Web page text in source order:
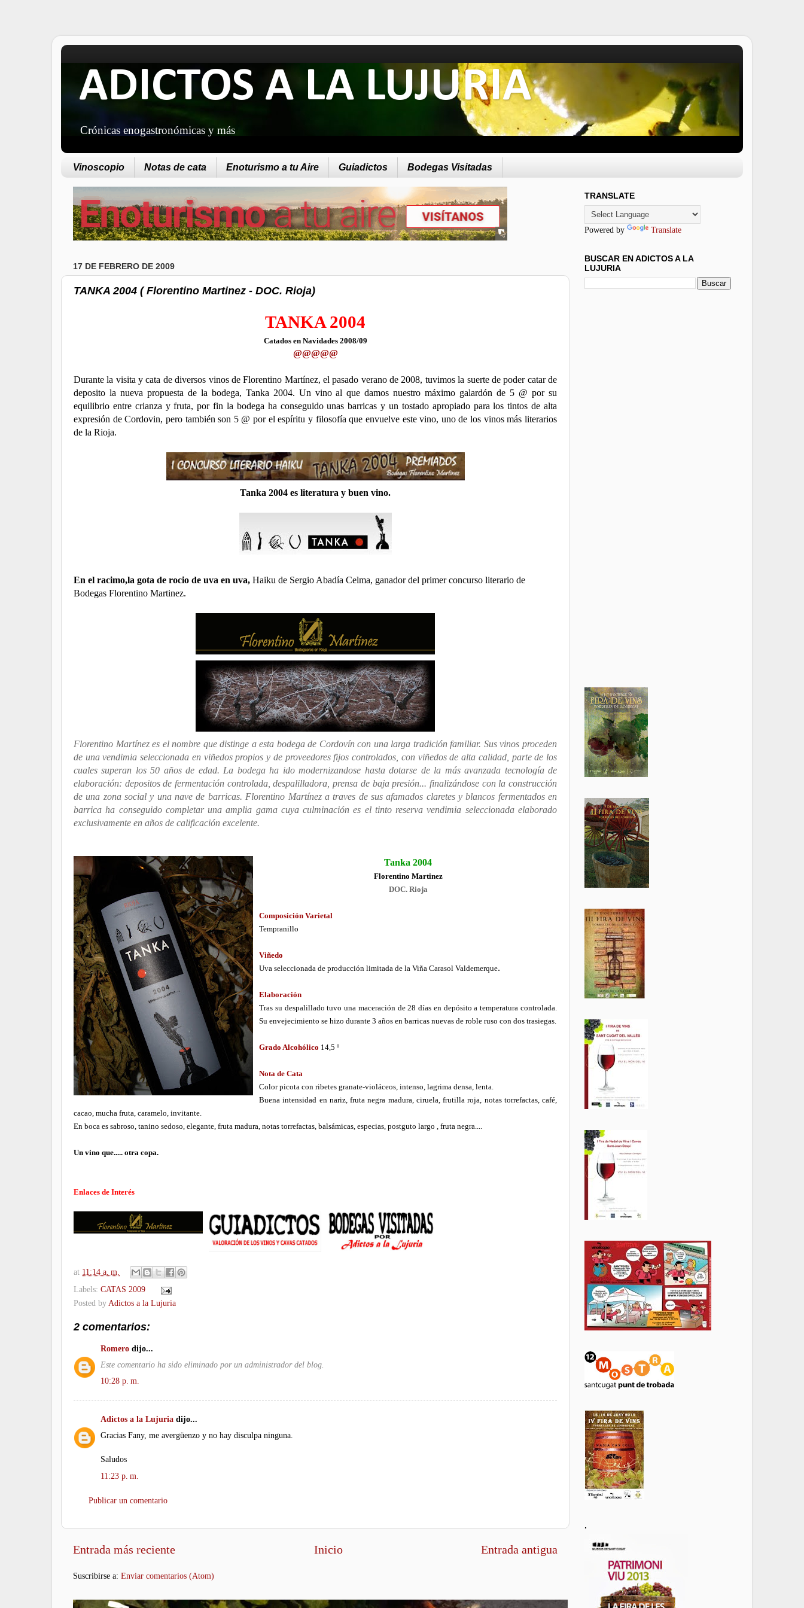
ADICTOS A LA LUJURIA
Crónicas enogastronómicas y más
Vinoscopio Notas de cata Enoturismo a tu Aire Guiadictos Bodegas Visitadas
17 DE FEBRERO DE 2009
TANKA 2004 ( Florentino Martinez - DOC. Rioja)
TANKA 2004
Catados en Navidades 2008/09
@@@@@
Durante la visita y cata de diversos vinos de Florentino Martínez, el pasado verano de 2008, tuvimos la suerte de poder catar de
deposito la nueva propuesta de la bodega, Tanka 2004. Un vino al que damos nuestro máximo galardón de 5 @ por su
equilibrio entre crianza y fruta, por fin la bodega ha conseguido unas barricas y un tostado apropiado para los tintos de alta
expresión de Cordovin, pero también son 5 @ por el espíritu y filosofía que envuelve este vino, uno de los vinos más literarios
de la Rioja.
Tanka 2004 es literatura y buen vino.
En el racimo,la gota de rocio de uva en uva, Haiku de Sergio Abadía Celma, ganador del primer concurso literario de
Bodegas Florentino Martinez.
Florentino Martínez es el nombre que distinge a esta bodega de Cordovín con una larga tradición familiar. Sus vinos proceden
de una vendimia seleccionada en viñedos propios y de proveedores fijos controlados, con viñedos de alta calidad, parte de los
cuales superan los 50 años de edad. La bodega ha ido modernizandose hasta dotarse de la más avanzada tecnología de
elaboración: depositos de fermentación controlada, despalilladora, prensa de baja presión... finalizándose con la construcción
de una zona social y una nave de barricas. Florentino Martínez a traves de sus afamados claretes y blancos fermentados en
barrica ha conseguido completar una amplia gama cuya culminación es el tinto reserva vendimia seleccionada elaborado
exclusivamente en años de calificación excelente.
Tanka 2004
Florentino Martinez
DOC. Rioja
Composición Varietal
Tempranillo
Viñedo
Uva seleccionada de producción limitada de la Viña Carasol Valdemerque.
Elaboración
Tras su despalillado tuvo una maceración de 28 días en depósito a temperatura controlada.
Su envejecimiento se hizo durante 3 años en barricas nuevas de roble ruso con dos trasiegas.
Grado Alcohólico 14,5 º
Nota de Cata
Color picota con ribetes granate-violáceos, intenso, lagrima densa, lenta.
Buena intensidad en nariz, fruta negra madura, ciruela, frutilla roja, notas torrefactas, café,
cacao, mucha fruta, caramelo, invitante.
En boca es sabroso, tanino sedoso, elegante, fruta madura, notas torrefactas, balsámicas, especias, postguto largo , fruta negra....
Un vino que..... otra copa.
Enlaces de Interés
at 11:14 a. m.
Labels: CATAS 2009
Posted byAdictos a la Lujuria
2 comentarios:
Romero dijo...
Este comentario ha sido eliminado por un administrador del blog.
10:28 p. m.
Adictos a la Lujuria dijo...
Gracias Fany, me avergüenzo y no hay disculpa ninguna.
Saludos
11:23 p. m.
Publicar un comentario
Entrada más reciente Entrada antigua
Inicio
Suscribirse a: Enviar comentarios (Atom)
TRANSLATE
Powered by Translate
BUSCAR EN ADICTOS A LA
LUJURIA
.